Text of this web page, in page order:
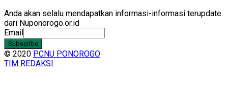
Anda akan selalu mendapatkan informasi-informasi terupdate
dari Nuponorogo.or.id
Email
© 2020 PCNU PONOROGO
TIM REDAKSI